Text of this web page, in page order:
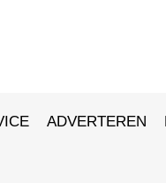
ADVERTEREN